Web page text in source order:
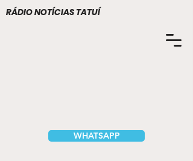
WHATSAPP
RÁDIO NOTÍCIAS TATUÍ